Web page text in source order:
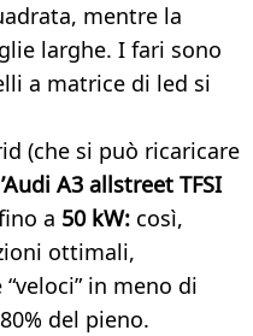
mentre la
larghe. I fari sono
a matrice di led si
(che si può ricaricare
Audi A3 allstreet TFSI
a 50 kW: così,
ottimali,
in meno di
del pieno.